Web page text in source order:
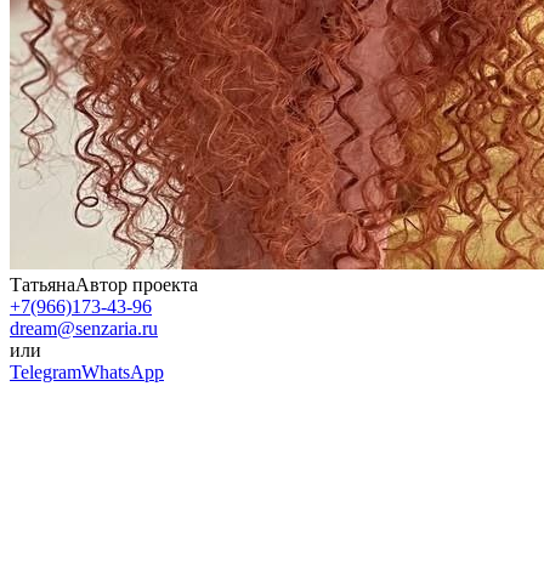
ТатьянаАвтор проекта
+7(966)173-43-96
dream@senzaria.ru
или
TelegramWhatsApp